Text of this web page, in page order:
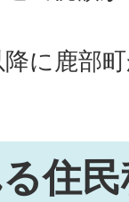
に鹿部
住